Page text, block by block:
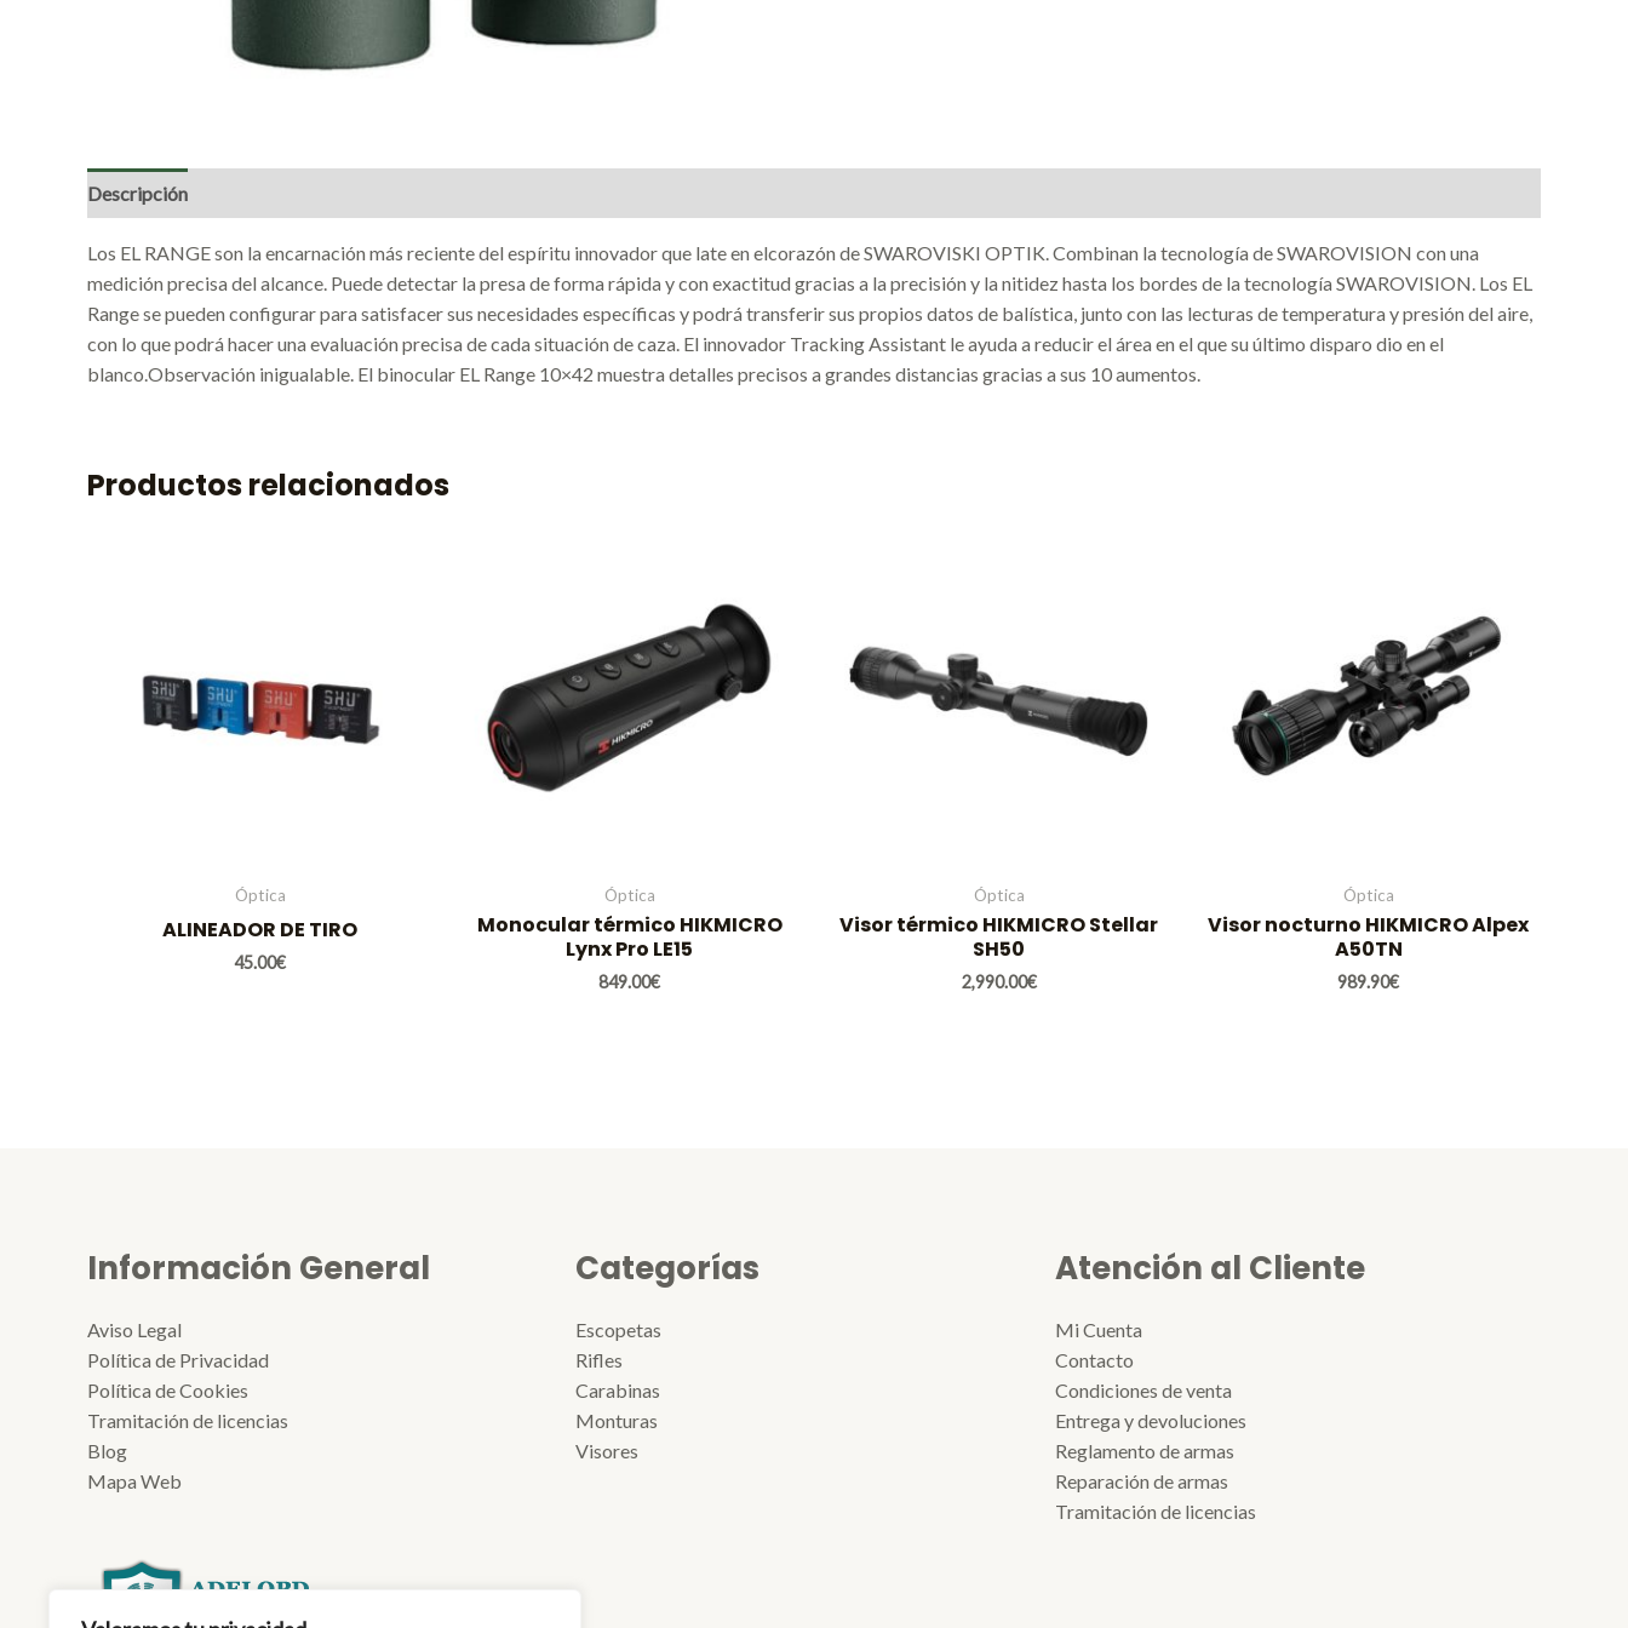
Descripción
Los EL RANGE son la encarnación más reciente del espíritu innovador que late en elcorazón de SWAROVISKI OPTIK. Combinan la tecnología de SWAROVISION con una
medición precisa del alcance. Puede detectar la presa de forma rápida y con exactitud gracias a la precisión y la nitidez hasta los bordes de la tecnología SWAROVISION. Los EL
Range se pueden configurar para satisfacer sus necesidades específicas y podrá transferir sus propios datos de balística, junto con las lecturas de temperatura y presión del aire,
con lo que podrá hacer una evaluación precisa de cada situación de caza. El innovador Tracking Assistant le ayuda a reducir el área en el que su último disparo dio en el
blanco.Observación inigualable. El binocular EL Range 10×42 muestra detalles precisos a grandes distancias gracias a sus 10 aumentos.
Productos relacionados
Óptica
ALINEADOR DE TIRO
45.00€
Óptica
Monocular térmico HIKMICRO
Lynx Pro LE15
849.00€
Óptica
Visor térmico HIKMICRO Stellar
SH50
2,990.00€
Óptica
Visor nocturno HIKMICRO Alpex
A50TN
989.90€
Información General
Aviso Legal
Política de Privacidad
Política de Cookies
Tramitación de licencias
Blog
Mapa Web
Categorías
Escopetas
Rifles
Carabinas
Monturas
Visores
Atención al Cliente
Mi Cuenta
Contacto
Condiciones de venta
Entrega y devoluciones
Reglamento de armas
Reparación de armas
Tramitación de licencias